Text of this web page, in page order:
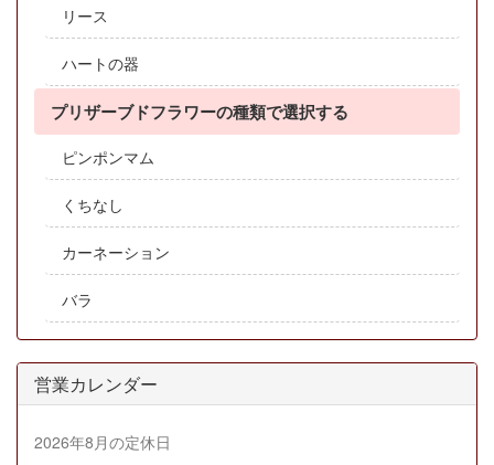
リース
ハートの器
プリザーブドフラワーの種類で選択する
ピンポンマム
くちなし
カーネーション
バラ
営業カレンダー
2026年8月の定休日